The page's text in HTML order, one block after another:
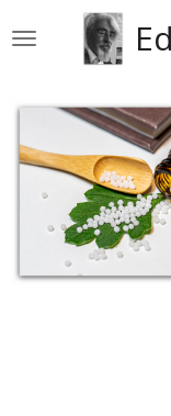
direct
de
hoofdinhoud